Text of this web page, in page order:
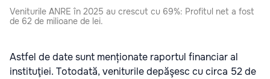
Veniturile ANRE în 2025 au crescut cu 69%: Profitul net a fost
de 62 de milioane de lei.
Astfel de date sunt menționate raportul financiar al
instituţiei. Totodată, veniturile depăşesc cu circa 52 de